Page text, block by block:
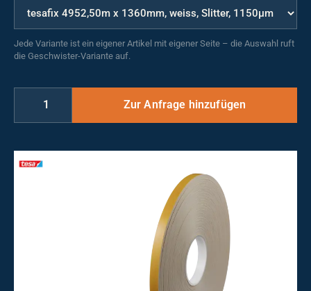
Jede Variante ist ein eigener Artikel mit eigener Seite – die Auswahl ruft
die Geschwister-Variante auf.